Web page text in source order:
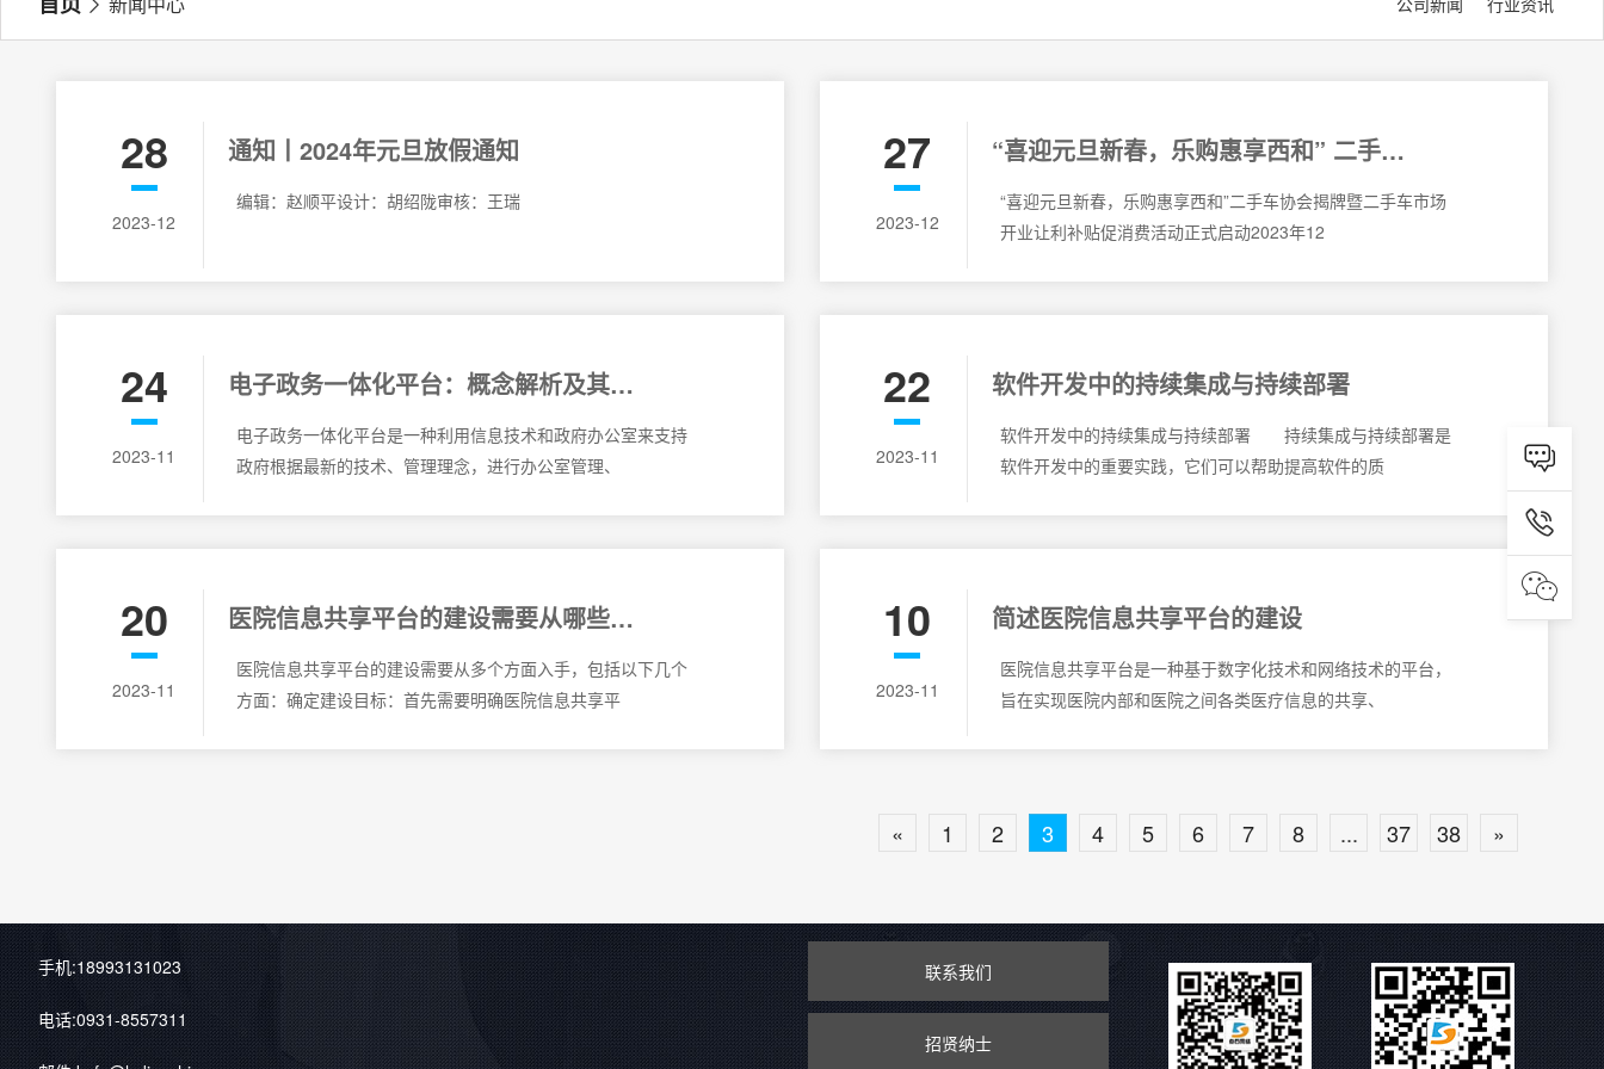



28
2023-12
通知丨2024年元旦放假通知
编辑：赵顺平设计：胡绍陇审核：王瑞
27
2023-12
“喜迎元旦新春，乐购惠享西和” 二手车
协会揭牌暨二手车市场开业让利补贴促
消费活动正式启动
“喜迎元旦新春，乐购惠享西和”二手车协会揭牌暨二手车市场
开业让利补贴促消费活动正式启动2023年12
24
2023-11
电子政务一体化平台：概念解析及其带
来的全方位便利
电子政务一体化平台是一种利用信息技术和政府办公室来支持
政府根据最新的技术、管理理念，进行办公室管理、
22
2023-11
软件开发中的持续集成与持续部署
软件开发中的持续集成与持续部署 持续集成与持续部署是
软件开发中的重要实践，它们可以帮助提高软件的质
20
2023-11
医院信息共享平台的建设需要从哪些方
面入手？都有哪些注意事项？
医院信息共享平台的建设需要从多个方面入手，包括以下几个
方面：确定建设目标：首先需要明确医院信息共享平
10
2023-11
简述​医院信息共享平台的建设
医院信息共享平台是一种基于数字化技术和网络技术的平台，
旨在实现医院内部和医院之间各类医疗信息的共享、
« 1 2 3 4 5 6 7 8 ... 37 38 »
手机:18993131023
电话:0931-8557311
联系我们
招贤纳士